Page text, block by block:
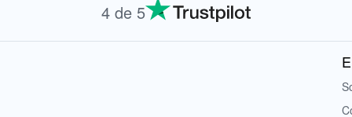
4 de 5